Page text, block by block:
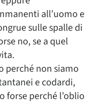
all’uomo e
sulle spalle di
no, se a quel
perché non siamo
e codardi,
forse perché l’oblio